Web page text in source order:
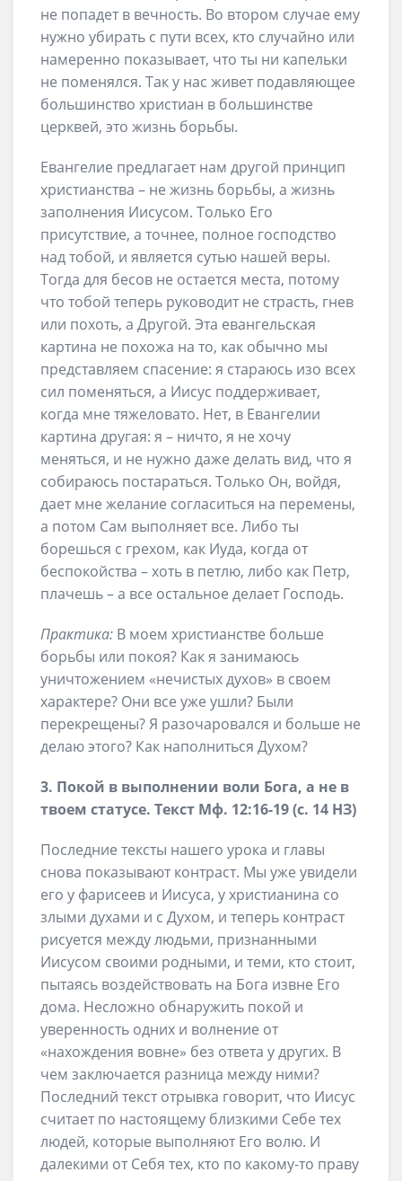
не попадет в вечность. Во втором случае ему
нужно убирать с пути всех, кто случайно или
намеренно показывает, что ты ни капельки
не поменялся. Так у нас живет подавляющее
большинство христиан в большинстве
церквей, это жизнь борьбы.
Евангелие предлагает нам другой принцип
христианства – не жизнь борьбы, а жизнь
заполнения Иисусом. Только Его
присутствие, а точнее, полное господство
над тобой, и является сутью нашей веры.
Тогда для бесов не остается места, потому
что тобой теперь руководит не страсть, гнев
или похоть, а Другой. Эта евангельская
картина не похожа на то, как обычно мы
представляем спасение: я стараюсь изо всех
сил поменяться, а Иисус поддерживает,
когда мне тяжеловато. Нет, в Евангелии
картина другая: я – ничто, я не хочу
меняться, и не нужно даже делать вид, что я
собираюсь постараться. Только Он, войдя,
дает мне желание согласиться на перемены,
а потом Сам выполняет все. Либо ты
борешься с грехом, как Иуда, когда от
беспокойства – хоть в петлю, либо как Петр,
плачешь – а все остальное делает Господь.
Практика: В моем христианстве больше
борьбы или покоя? Как я занимаюсь
уничтожением «нечистых духов» в своем
характере? Они все уже ушли? Были
перекрещены? Я разочаровался и больше не
делаю этого? Как наполниться Духом?
3. Покой в выполнении воли Бога, а не в
твоем статусе. Текст Мф. 12:16-19 (с. 14 НЗ)
Последние тексты нашего урока и главы
снова показывают контраст. Мы уже увидели
его у фарисеев и Иисуса, у христианина со
злыми духами и с Духом, и теперь контраст
рисуется между людьми, признанными
Иисусом своими родными, и теми, кто стоит,
пытаясь воздействовать на Бога извне Его
дома. Несложно обнаружить покой и
уверенность одних и волнение от
«нахождения вовне» без ответа у других. В
чем заключается разница между ними?
Последний текст отрывка говорит, что Иисус
считает по настоящему близкими Себе тех
людей, которые выполняют Его волю. И
далекими от Себя тех, кто по какому-то праву